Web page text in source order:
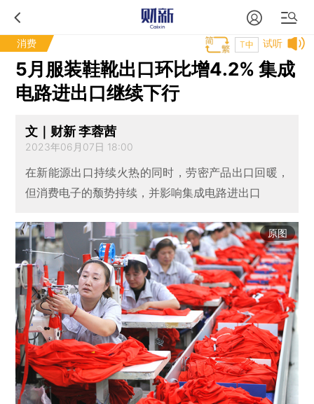
消费 试听
T中
5月服装鞋靴出口环比增4.2% 集成
电路进出口继续下行
文｜财新 李蓉茜
2023年06月07日 18:00
在新能源出口持续火热的同时，劳密产品出口回暖，
但消费电子的颓势持续，并影响集成电路进出口
原图